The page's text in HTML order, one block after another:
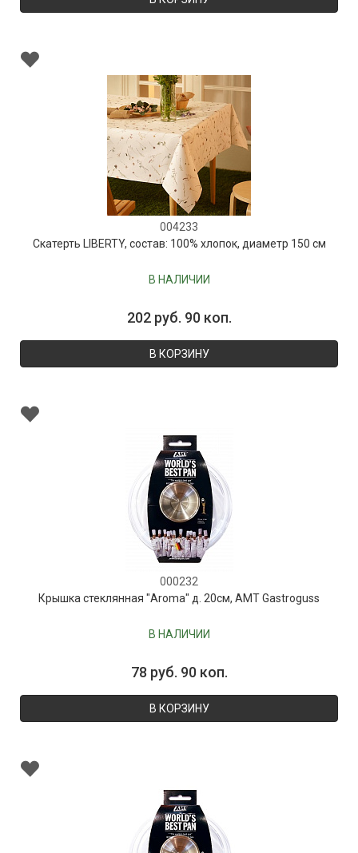
004233
Скатерть LIBERTY, состав: 100% хлопок, диаметр 150 см
В НАЛИЧИИ
202 руб. 90 коп.
В КОРЗИНУ
000232
Крышка стеклянная "Aroma" д. 20см, AMT Gastroguss
В НАЛИЧИИ
78 руб. 90 коп.
В КОРЗИНУ